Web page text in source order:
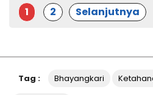
1
2 Selanjutnya
Tag : Bhayangkari